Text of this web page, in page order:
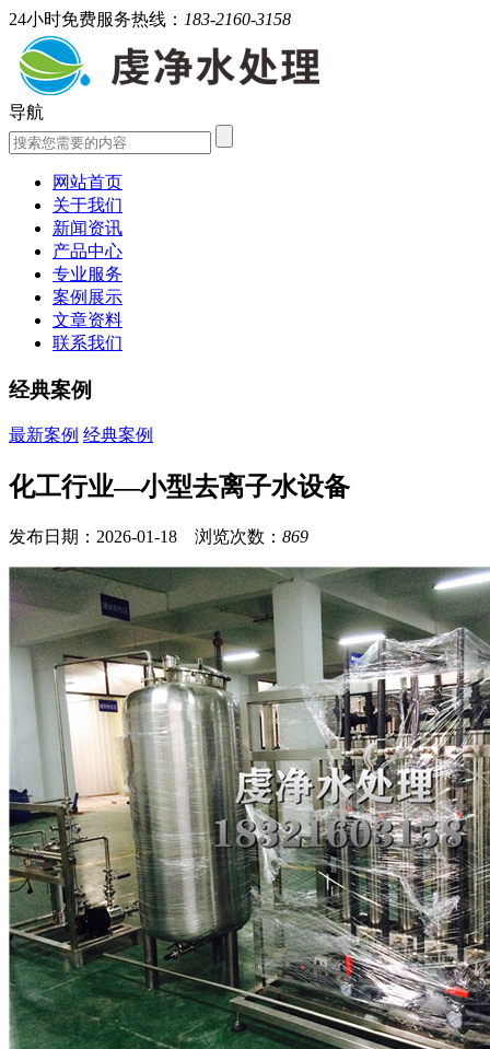
24小时免费服务热线： 183-2160-3158
导航
网站首页
关于我们
新闻资讯
产品中心
专业服务
案例展示
文章资料
联系我们
经典案例
最新案例 经典案例
化工行业—小型去离子水设备
发布日期：2026-01-18 浏览次数： 869